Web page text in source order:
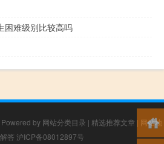
困难级别比较高吗
Powered by 网站分类目录 | 精选推荐文章 | 网站地
答 沪ICP备08012897号